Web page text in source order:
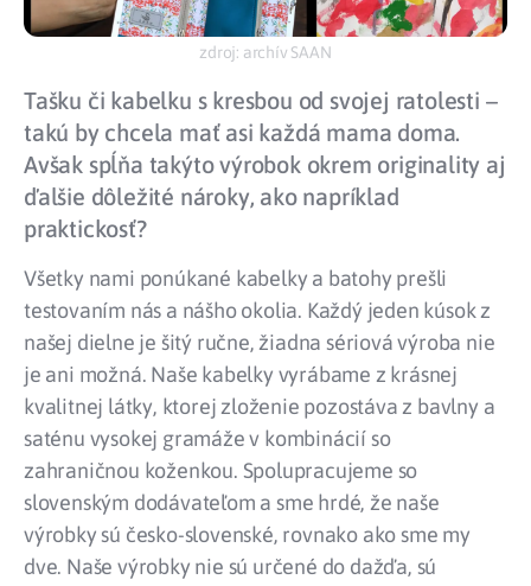
zdroj: archív SAAN
Tašku či kabelku s kresbou od svojej ratolesti –
takú by chcela mať asi každá mama doma.
Avšak spĺňa takýto výrobok okrem originality aj
ďalšie dôležité nároky, ako napríklad
praktickosť?
Všetky nami ponúkané kabelky a batohy prešli
testovaním nás a nášho okolia. Každý jeden kúsok z
našej dielne je šitý ručne, žiadna sériová výroba nie
je ani možná. Naše kabelky vyrábame z krásnej
kvalitnej látky, ktorej zloženie pozostáva z bavlny a
saténu vysokej gramáže v kombinácií so
zahraničnou koženkou. Spolupracujeme so
slovenským dodávateľom a sme hrdé, že naše
výrobky sú česko-slovenské, rovnako ako sme my
dve. Naše výrobky nie sú určené do dažďa, sú